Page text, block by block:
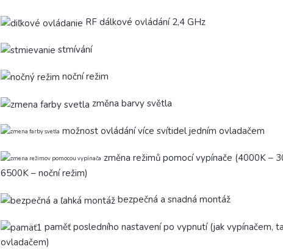
RF dálkové ovládání 2,4 GHz
stmívání
noční režim
změna barvy světla
možnost ovládání více svítidel jedním ovladačem
změna režimů pomocí vypínače (4000K –
6500K – noční režim)
bezpečná a snadná montáž
paměť posledního nastavení po vypnutí (jak vypínačem,
ovladačem)